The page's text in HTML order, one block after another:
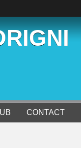
CONTACT